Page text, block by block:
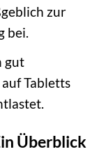
zur
bei.
gut
Tabletts
Überblick